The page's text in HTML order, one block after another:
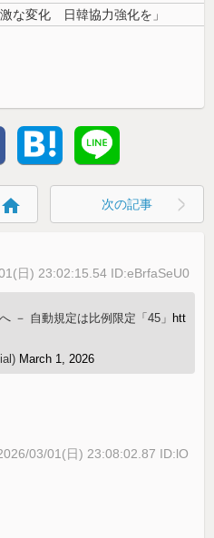
な変化 日韓協力強化を」
home 次の記事
日) 23:02:15.54 ID:eBrfaSeU0
－ 自動規定は比例限定「45」 htt
March 1, 2026
03/01(日) 23:08:02.87 ID:lO